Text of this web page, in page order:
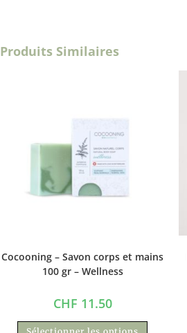
Produits Similaires
Cocooning – Savon corps et mains
100 gr – Wellness
CHF 11.50